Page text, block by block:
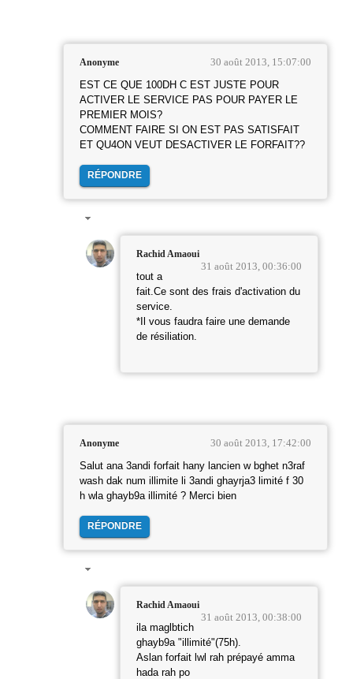
Anonyme 30 août 2013, 15:07:00
EST CE QUE 100DH C EST JUSTE POUR
ACTIVER LE SERVICE PAS POUR PAYER LE
PREMIER MOIS?
COMMENT FAIRE SI ON EST PAS SATISFAIT
ET QU4ON VEUT DESACTIVER LE FORFAIT??
RÉPONDRE
Rachid Amaoui
31 août 2013, 00:36:00
tout a
fait.Ce sont des frais d'activation du
service.
*Il vous faudra faire une demande
de résiliation.
Anonyme 30 août 2013, 17:42:00
Salut ana 3andi forfait hany lancien w bghet n3raf
wash dak num illimite li 3andi ghayrja3 limité f 30
h wla ghayb9a illimité ? Merci bien
RÉPONDRE
Rachid Amaoui
31 août 2013, 00:38:00
ila maglbtich
ghayb9a "illimité"(75h).
Aslan forfait lwl rah prépayé amma
hada rah po